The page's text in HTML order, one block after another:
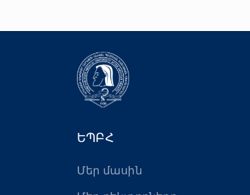
ԵՊԲՀ
Մեր մասին